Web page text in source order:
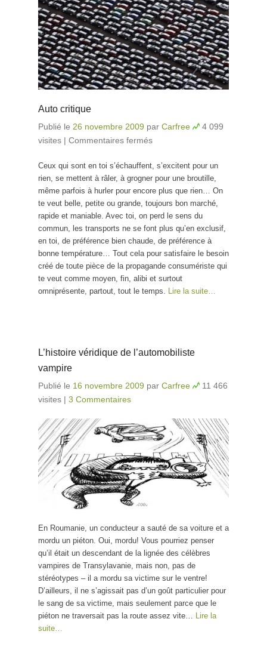
Auto critique
Publié le 26 novembre 2009 par Carfree
4 099
visites | Commentaires fermés
Ceux qui sont en toi s’échauffent, s’excitent pour un
rien, se mettent à râler, à grogner pour une broutille,
même parfois à hurler pour encore plus que rien… On
te veut belle, petite ou grande, toujours bon marché,
rapide et maniable. Avec toi, on perd le sens du
commun, les transports ne se font plus qu’en exclusif,
en toi, de préférence bien chaude, de préférence à
bonne température… Tout cela pour satisfaire le besoin
créé de toute pièce de la propagande consumériste qui
te veut comme moyen, fin, alibi et surtout
omniprésente, partout, tout le temps. Lire la suite…
L’histoire véridique de l’automobiliste
vampire
Publié le 16 novembre 2009 par Carfree
11 466
visites | 3 Commentaires
En Roumanie, un conducteur a sauté de sa voiture et a
mordu un piéton. Oui, mordu! Vous pourriez penser
qu’il était un descendant de la lignée des célèbres
vampires de Transylavanie, mais non, pas de
stéréotypes – il a mordu sa victime sur le ventre!
D’ailleurs, il ne s’agissait pas d’un goût particulier pour
le sang de sa victime, mais seulement parce que le
piéton ne traversait pas la route assez vite… Lire la
suite…